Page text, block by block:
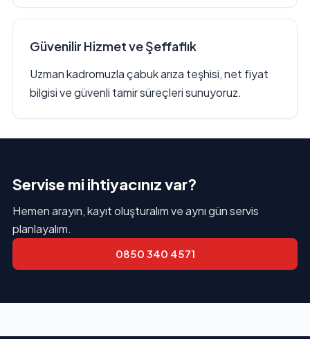
Güvenilir Hizmet ve Şeffaflık
Uzman kadromuzla çabuk arıza teşhisi, net fiyat
bilgisi ve güvenli tamir süreçleri sunuyoruz.
Servise mi ihtiyacınız var?
Hemen arayın, kayıt oluşturalım ve aynı gün servis
planlayalım.
0850 340 4571